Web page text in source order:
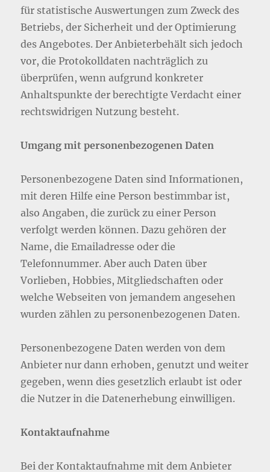
für statistische Auswertungen zum Zweck des
Betriebs, der Sicherheit und der Optimierung
des Angebotes. Der Anbieterbehält sich jedoch
vor, die Protokolldaten nachträglich zu
überprüfen, wenn aufgrund konkreter
Anhaltspunkte der berechtigte Verdacht einer
rechtswidrigen Nutzung besteht.
Umgang mit personenbezogenen Daten
Personenbezogene Daten sind Informationen,
mit deren Hilfe eine Person bestimmbar ist,
also Angaben, die zurück zu einer Person
verfolgt werden können. Dazu gehören der
Name, die Emailadresse oder die
Telefonnummer. Aber auch Daten über
Vorlieben, Hobbies, Mitgliedschaften oder
welche Webseiten von jemandem angesehen
wurden zählen zu personenbezogenen Daten.
Personenbezogene Daten werden von dem
Anbieter nur dann erhoben, genutzt und weiter
gegeben, wenn dies gesetzlich erlaubt ist oder
die Nutzer in die Datenerhebung einwilligen.
Kontaktaufnahme
Bei der Kontaktaufnahme mit dem Anbieter